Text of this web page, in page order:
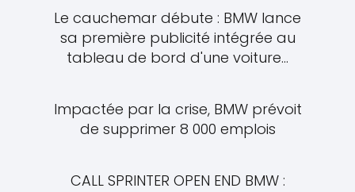
Le cauchemar débute : BMW lance
sa première publicité intégrée au
tableau de bord d'une voiture...
Impactée par la crise, BMW prévoit
de supprimer 8 000 emplois
CALL SPRINTER OPEN END BMW :